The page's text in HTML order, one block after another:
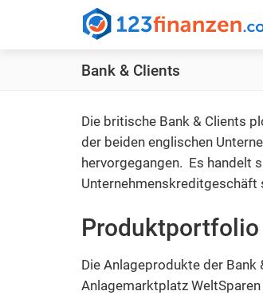
123finanzen.com
Ihr
und
Finanzvergleich
Bank & Clients
Die britische Bank & Clients
der beiden englischen
hervorgegangen. Es handelt
Unternehmenskreditgeschäft
Produktportfolio
Die Anlageprodukte der Bank
Anlagemarktplatz WeltSparen